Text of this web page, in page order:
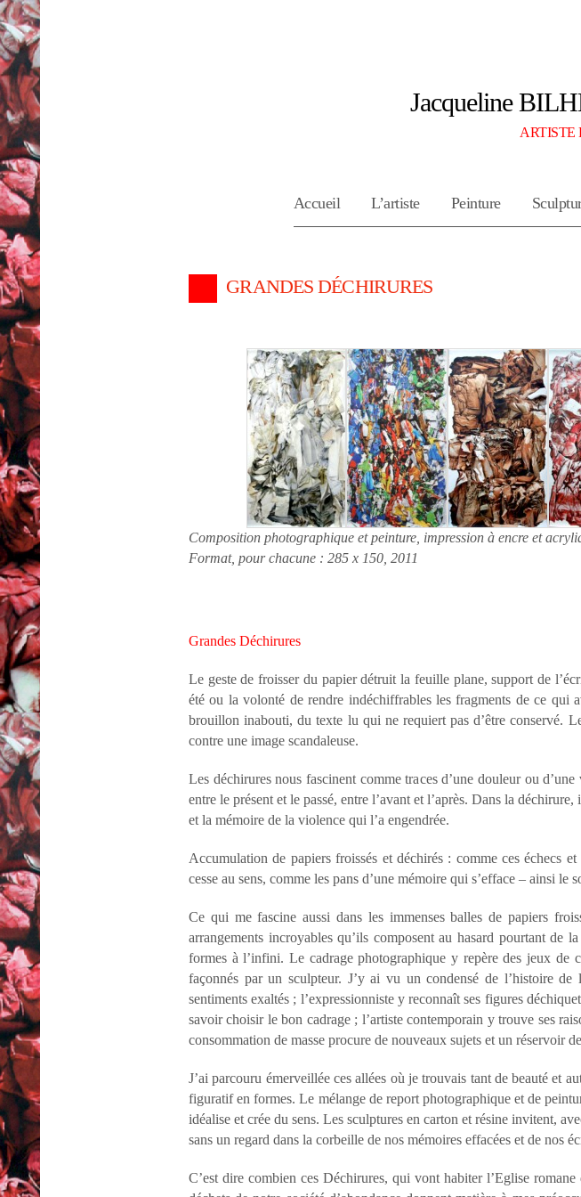
Jacqueline
ARTISTE
Accueil L’artiste Peinture
GRANDES DÉCHIRURES
Composition photographique et peinture, impression à encre et
Format, pour chacune : 285 x 150, 2011
Grandes Déchirures
Le geste de froisser du papier détruit la feuille plane, support de
été ou la volonté de rendre indéchiffrables les fragments de ce qui
brouillon inabouti, du texte lu qui ne requiert pas d’être conservé.
contre une image scandaleuse.
Les déchirures nous fascinent comme traces d’une douleur ou
entre le présent et le passé, entre l’avant et l’après. Dans la
et la mémoire de la violence qui l’a engendrée.
Accumulation de papiers froissés et déchirés : comme ces échecs
cesse au sens, comme les pans d’une mémoire qui s’efface – ainsi
Ce qui me fascine aussi dans les immenses balles de papiers
arrangements incroyables qu’ils composent au hasard pourtant de
formes à l’infini. Le cadrage photographique y repère des jeux de
façonnés par un sculpteur. J’y ai vu un condensé de l’histoire
sentiments exaltés ; l’expressionniste y reconnaît ses figures
savoir choisir le bon cadrage ; l’artiste contemporain y trouve ses
consommation de masse procure de nouveaux sujets et un réservoir
J’ai parcouru émerveillée ces allées où je trouvais tant de beauté et
figuratif en formes. Le mélange de report photographique et de
idéalise et crée du sens. Les sculptures en carton et résine invitent,
sans un regard dans la corbeille de nos mémoires effacées et de nos
C’est dire combien ces Déchirures, qui vont habiter l’Eglise